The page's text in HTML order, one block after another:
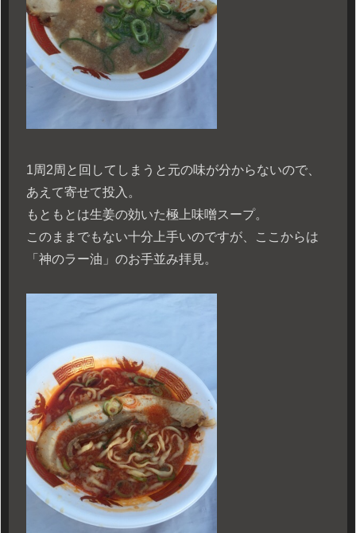
1周2周と回してしまうと元の味が分からないので、
あえて寄せて投入。
もともとは生姜の効いた極上味噌スープ。
このままでもない十分上手いのですが、ここからは
「神のラー油」のお手並み拝見。